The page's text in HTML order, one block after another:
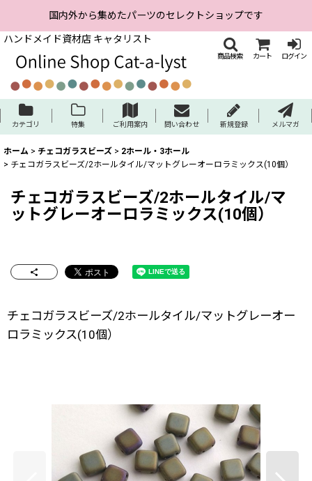
国内外から集めたパーツのセレクトショップです
ハンドメイド資材店 キャタリスト
商品検索 カート ログイン
カテゴリ 特集 ご利用案内 問い合わせ 新規登録 メルマガ
ホーム > チェコガラスビーズ > 2ホール・3ホール
> チェコガラスビーズ/2ホールタイル/マットグレーオーロラミックス(10個）
チェコガラスビーズ/2ホールタイル/マ
ットグレーオーロラミックス(10個）
チェコガラスビーズ/2ホールタイル/マットグレーオー
ロラミックス(10個）